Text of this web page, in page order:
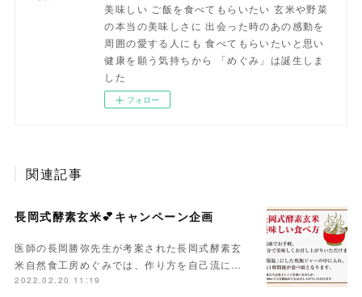
美味しい ご飯を食べてもらいたい 玄米や野菜
の本当の美味しさに 出会った時のあの感動を
周囲の愛する人にも 食べてもらいたいと思い
健康を願う気持ちから 「めぐみ」は誕生しま
した
フォロー
関連記事
長岡式酵素玄米💕キャンペーン企画
医師の長岡勝弥先生が考案された長岡式酵素玄
米自然食工房めぐみでは、作り方を自己流に…
2022.02.20 11:19